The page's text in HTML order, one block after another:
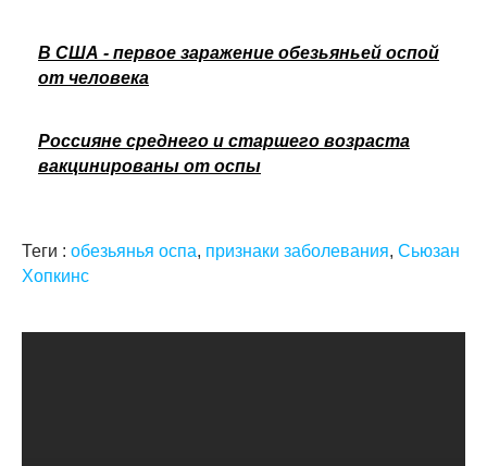
В США - первое заражение обезьяньей оспой
от человека
Россияне среднего и старшего возраста
вакцинированы от оспы
Теги : обезьянья оспа, признаки заболевания, Сьюзан
Хопкинс